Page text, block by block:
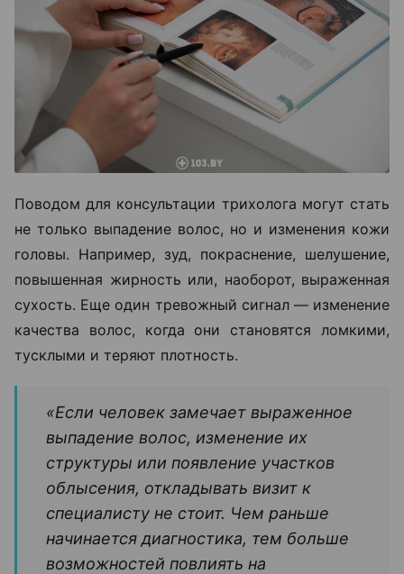
Поводом для консультации трихолога могут стать
не только выпадение волос, но и изменения кожи
головы. Например, зуд, покраснение, шелушение,
повышенная жирность или, наоборот, выраженная
сухость. Еще один тревожный сигнал — изменение
качества волос, когда они становятся ломкими,
тусклыми и теряют плотность.
«Если человек замечает выраженное
выпадение волос, изменение их
структуры или появление участков
облысения, откладывать визит к
специалисту не стоит. Чем раньше
начинается диагностика, тем больше
возможностей повлиять на